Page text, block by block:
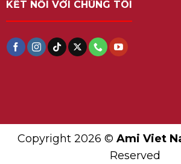
KẾT NỐI VỚI CHÚNG TÔI
Copyright 2026 © Ami Viet
Reserved